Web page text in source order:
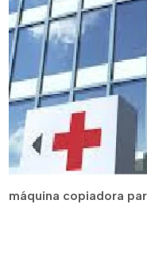
máquina copiadora